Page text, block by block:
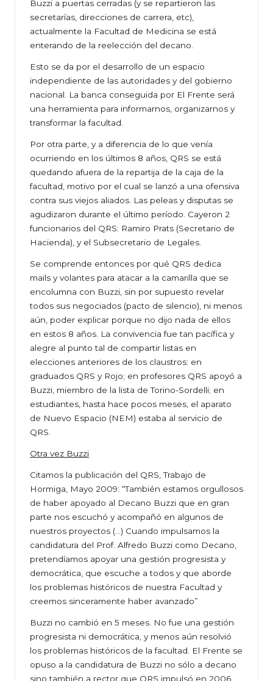
Buzzi a puertas cerradas (y se repartieron las
secretarías, direcciones de carrera, etc),
actualmente la Facultad de Medicina se está
enterando de la reelección del decano.
Esto se da por el desarrollo de un espacio
independiente de las autoridades y del gobierno
nacional. La banca conseguida por El Frente será
una herramienta para informarnos, organizarnos y
transformar la facultad.
Por otra parte, y a diferencia de lo que venía
ocurriendo en los últimos 8 años, QRS se está
quedando afuera de la repartija de la caja de la
facultad, motivo por el cual se lanzó a una ofensiva
contra sus viejos aliados. Las peleas y disputas se
agudizaron durante el último período. Cayeron 2
funcionarios del QRS: Ramiro Prats (Secretario de
Hacienda), y el Subsecretario de Legales.
Se comprende entonces por qué QRS dedica
mails y volantes para atacar a la camarilla que se
encolumna con Buzzi, sin por supuesto revelar
todos sus negociados (pacto de silencio), ni menos
aún, poder explicar porque no dijo nada de ellos
en estos 8 años. La convivencia fue tan pacífica y
alegre al punto tal de compartir listas en
elecciones anteriores de los claustros: en
graduados QRS y Rojo; en profesores QRS apoyó a
Buzzi, miembro de la lista de Torino-Sordelli; en
estudiantes, hasta hace pocos meses, el aparato
de Nuevo Espacio (NEM) estaba al servicio de
QRS.
Otra vez Buzzi
Citamos la publicación del QRS, Trabajo de
Hormiga, Mayo 2009: “También estamos orgullosos
de haber apoyado al Decano Buzzi que en gran
parte nos escuchó y acompañó en algunos de
nuestros proyectos (…) Cuando impulsamos la
candidatura del Prof. Alfredo Buzzi como Decano,
pretendíamos apoyar una gestión progresista y
democrática, que escuche a todos y que aborde
los problemas históricos de nuestra Facultad y
creemos sinceramente haber avanzado”
Buzzi no cambió en 5 meses. No fue una gestión
progresista ni democrática, y menos aún resolvió
los problemas históricos de la facultad. El Frente se
opuso a la candidatura de Buzzi no sólo a decano
sino también a rector que QRS impulsó en 2006.